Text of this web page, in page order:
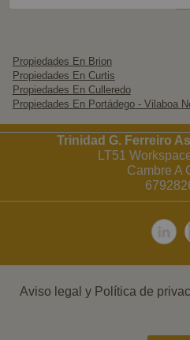
Propiedades En Brion
Propiedades En Curtis
Propiedades En Culleredo
Propiedades En Portádego - Vilaboa
Trinidad G. Ferreiro
LT51
Cambre A
Aviso legal y Política de